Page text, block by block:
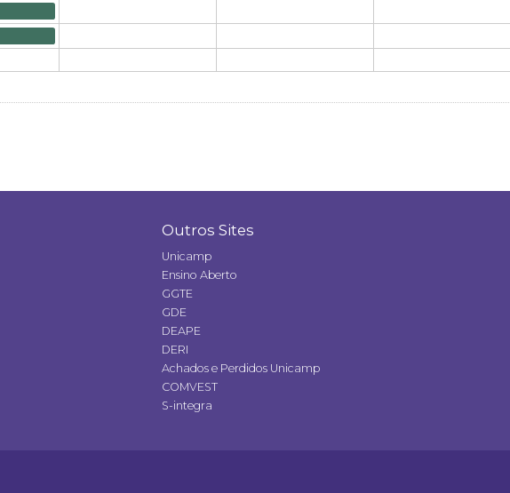
Outros Sites
Unicamp
Ensino Aberto
GGTE
GDE
DEAPE
DERI
Achados e Perdidos Unicamp
COMVEST
S-integra